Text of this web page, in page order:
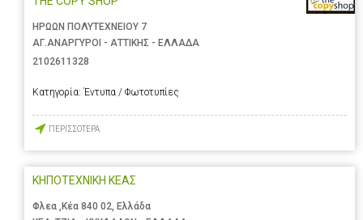
ΗΡΩΩΝ ΠΟΛΥΤΕΧΝΕΙΟΥ 7
ΑΓ.ΑΝΑΡΓΥΡΟΙ - ΑΤΤΙΚΗΣ - ΕΛΛΑΔΑ
2102611328
Κατηγορία: Έντυπα / Φωτοτυπίες
ΠΕΡΙΣΣΟΤΕΡΑ
ΚΗΠΟΤΕΧΝΙΚΗ ΚΕΑΣ
Φλεα ,Κέα 840 02, Ελλάδα